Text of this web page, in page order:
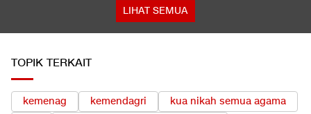
LIHAT SEMUA
TOPIK TERKAIT
kemenag kemendagri
kua nikah semua agama